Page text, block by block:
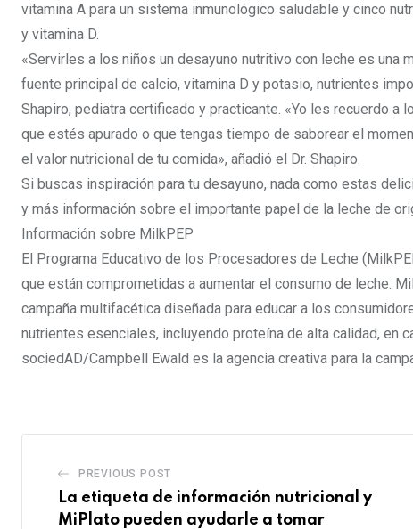
vitamina A para un sistema inmunológico saludable y cinco
y vitamina D.
«Servirles a los niños un desayuno nutritivo con leche es una
fuente principal de calcio, vitamina D y potasio, nutrientes
Shapiro, pediatra certificado y practicante. «Yo les recuerdo
que estés apurado o que tengas tiempo de saborear el
el valor nutricional de tu comida», añadió el Dr. Shapiro.
Si buscas inspiración para tu desayuno, nada como estas
y más información sobre el importante papel de la leche de
Información sobre MilkPEP
El Programa Educativo de los Procesadores de Leche
que están comprometidas a aumentar el consumo de leche.
campaña multifacética diseñada para educar a los
nutrientes esenciales, incluyendo proteína de alta calidad, en
sociedAD/Campbell Ewald es la agencia creativa para la
PREVIOUS POST
La etiqueta de información nutricional y
MiPlato pueden ayudarle a tomar